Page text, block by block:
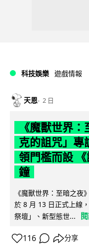
科技娛樂 遊戲情報
天恩 2 日
《魔獸世界
克的詛咒」專
領門檻而設
鐘
《魔獸世界：至暗之夜
於 8 月 13 日正式上線
祭壇」、新型態世...
116 分享